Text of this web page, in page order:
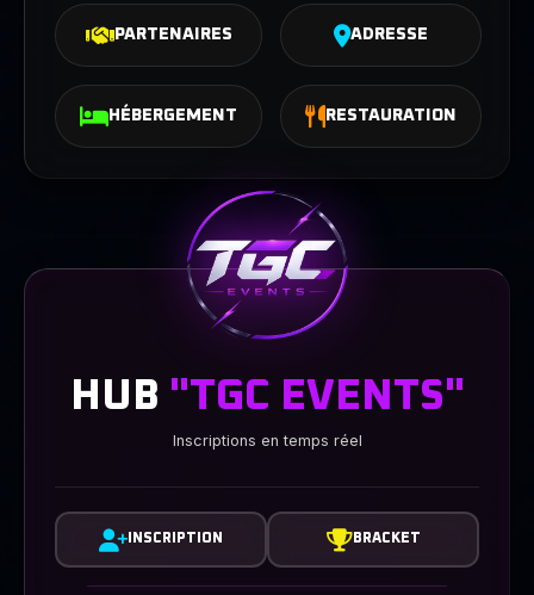
PARTENAIRES ADRESSE
HÉBERGEMENT RESTAURATION
HUB "TGC EVENTS"
Inscriptions en temps réel
INSCRIPTION BRACKET